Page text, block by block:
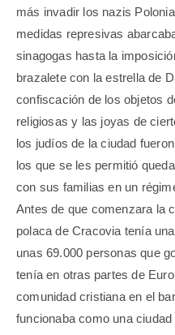
más invadir los nazis
medidas represivas
sinagogas hasta la
brazalete con la estrella de
confiscación de los objetos
religiosas y las joyas de
los judíos de la ciudad
los que se les permitió
con sus familias en un
Antes de que comenzara la
polaca de Cracovia tenía
unas 69.000 personas que
tenía en otras partes de
comunidad cristiana en el
funcionaba como una